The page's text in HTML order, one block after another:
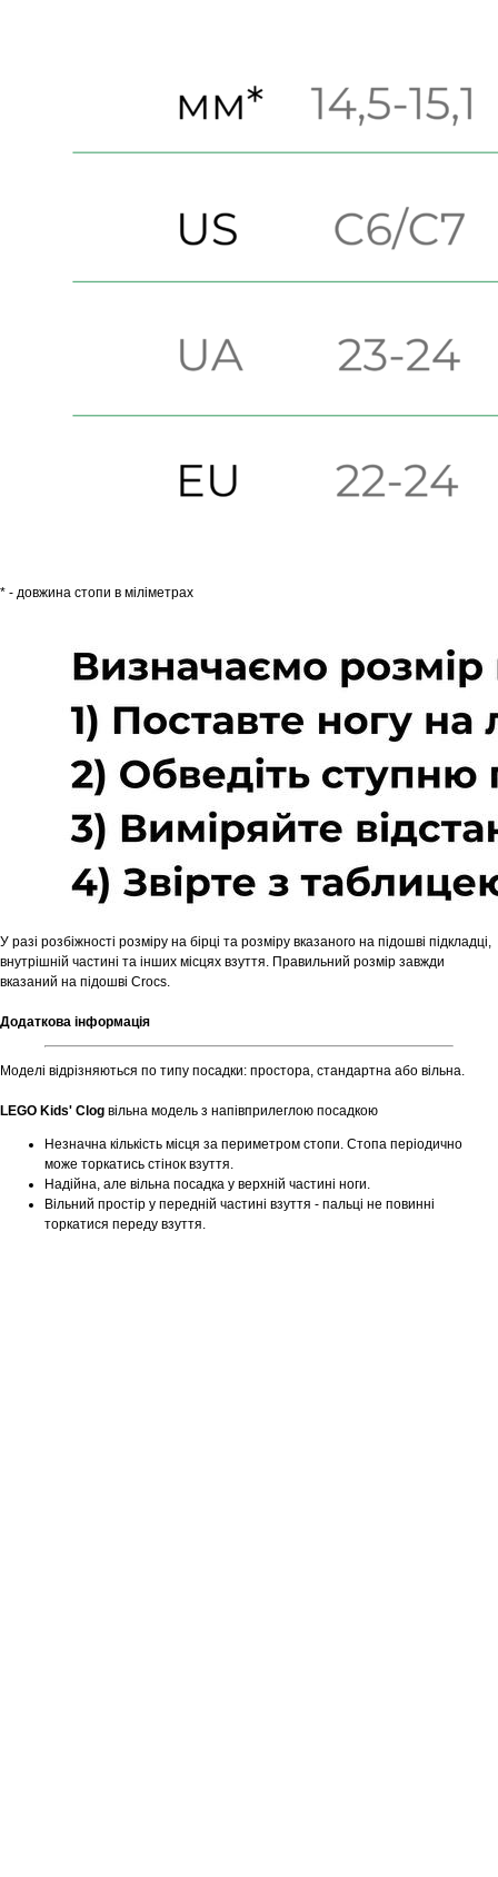
* - довжина стопи в міліметрах
У разі розбіжності розміру на бірці та розміру вказаного на підошві підкладці,
внутрішній частині та інших місцях взуття. Правильний розмір завжди
вказаний на підошві Crocs.
Додаткова інформація
Моделі відрізняються по типу посадки: простора, стандартна або вільна.
LEGO Kids' Clog вільна модель з напівприлеглою посадкою
Незначна кількість місця за периметром стопи. Стопа періодично
може торкатись стінок взуття.
Надійна, але вільна посадка у верхній частині ноги.
Вільний простір у передній частині взуття - пальці не повинні
торкатися переду взуття.